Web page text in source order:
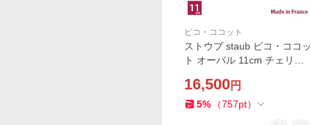
ピコ・ココット
ストウブ staub ピコ・ココッ
ト オーバル 11cm チェリー
16,500円
5% （757pt）